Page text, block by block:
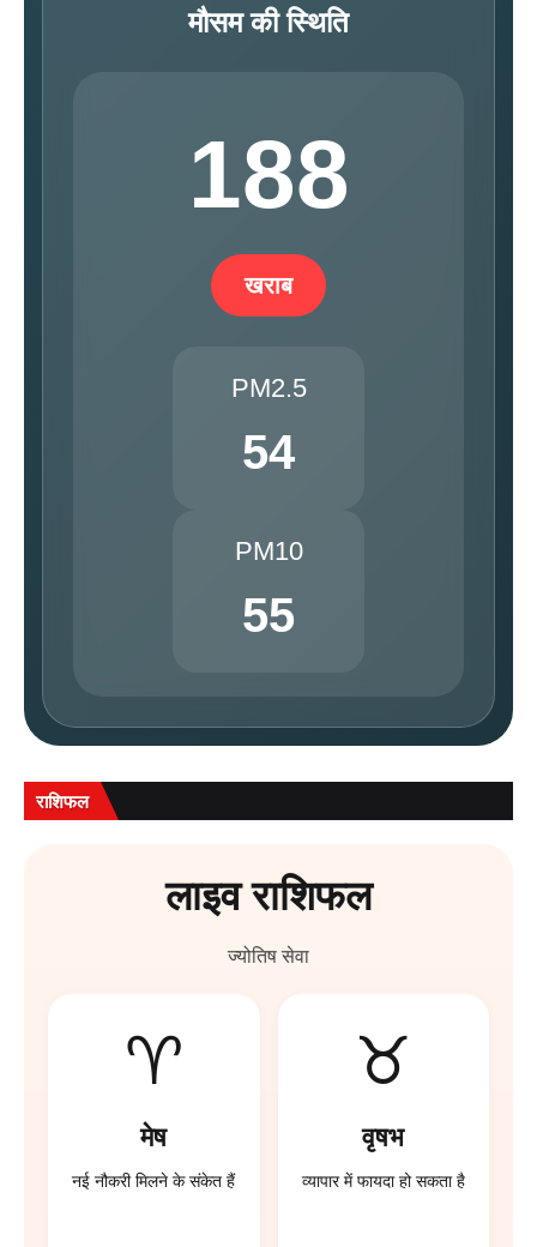
मौसम की स्थिति
188
खराब
PM2.5
54
PM10
55
राशिफल
लाइव राशिफल
ज्योतिष सेवा
♈
मेष
नई नौकरी मिलने के संकेत हैं
♉
वृषभ
व्यापार में फायदा हो सकता है